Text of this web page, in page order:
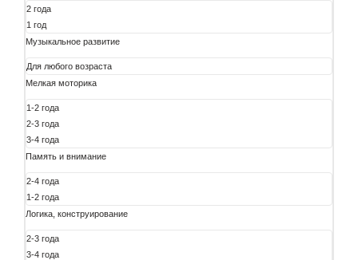
2 года
1 год
Музыкальное развитие
Для любого возраста
Мелкая моторика
1-2 года
2-3 года
3-4 года
Память и внимание
2-4 года
1-2 года
Логика, конструирование
2-3 года
3-4 года